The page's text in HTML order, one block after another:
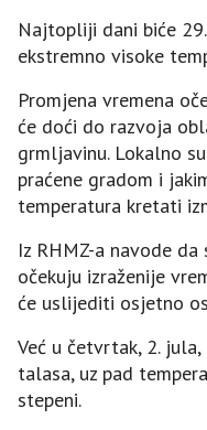
Najtopliji dani biće
ekstremno visoke
Promjena vremena
će doći do razvoja
grmljavinu. Lokalno
praćene gradom i
temperatura kretati
Iz RHMZ-a navode
očekuju izraženije
će uslijediti osjetno
Već u četvrtak, 2.
talasa, uz pad
stepeni.